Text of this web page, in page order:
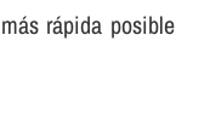
rápida posible